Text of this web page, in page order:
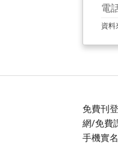
電
資料
免費刊
網/免費
手機實